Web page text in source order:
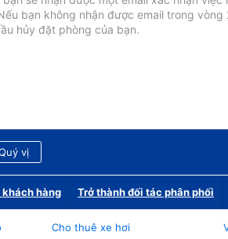
bạn không nhận được email trong vòng
hủy đặt phòng của bạn.
vị
khách hàng Trở thành đối tác phân phối
Cho thuê xe hơi